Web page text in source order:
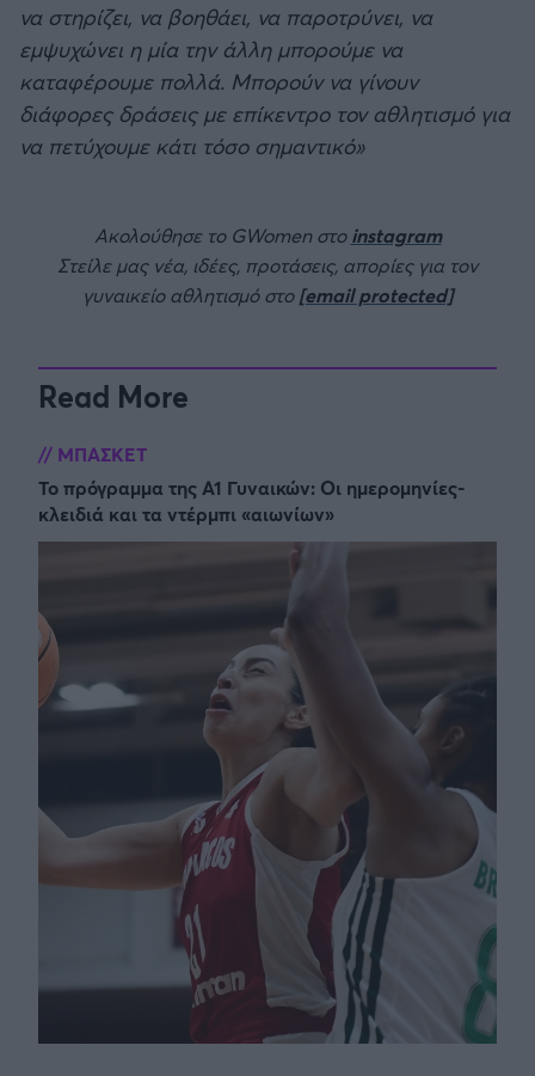
να στηρίζει, να βοηθάει, να παροτρύνει, να
εμψυχώνει η μία την άλλη μπορούμε να
καταφέρουμε πολλά. Μπορούν να γίνουν
διάφορες δράσεις με επίκεντρο τον αθλητισμό για
να πετύχουμε κάτι τόσο σημαντικό»
Ακολούθησε το GWomen στοinstagram
Στείλε μας νέα, ιδέες, προτάσεις, απορίες για τον
γυναικείο αθλητισμό στο[email protected]
Read More
ΜΠΑΣΚΕΤ
Το πρόγραμμα της Α1 Γυναικών: Οι ημερομηνίες-
κλειδιά και τα ντέρμπι «αιωνίων»